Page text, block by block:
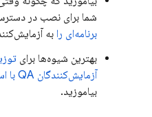
شما برای نصب در
برنامه‌ای را به
بهترین شیوه‌ها برای
آزمایش‌کنندگان QA با استفاده از CI/CD
بیاموزید.